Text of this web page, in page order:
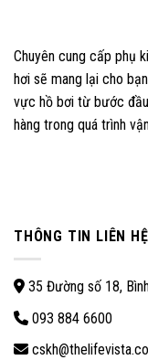
Chuyên cung cấp phụ
hơi sẽ mang lại cho
vực hồ bơi từ bước
hàng trong quá trình
THÔNG TIN LIÊN HỆ
35 Đường số 18,
093 884 6600